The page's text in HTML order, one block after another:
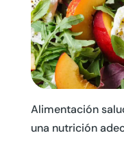
Alimentación
una nutrición